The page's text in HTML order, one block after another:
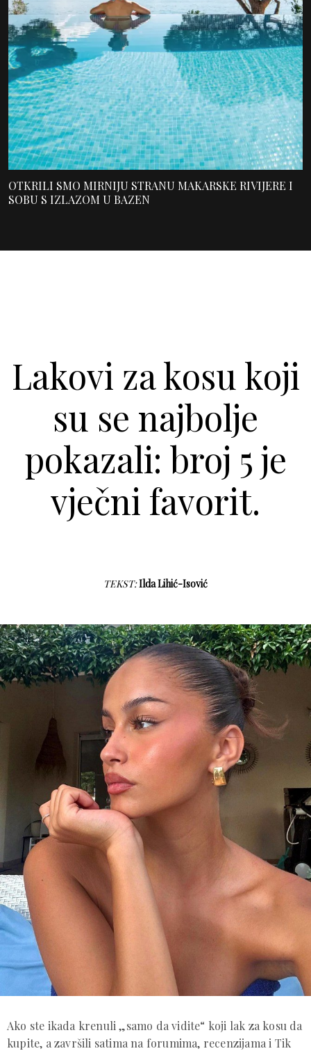
OTKRILI SMO MIRNIJU STRANU MAKARSKE RIVIJERE I
SOBU S IZLAZOM U BAZEN
Lakovi za kosu koji
su se najbolje
pokazali: broj 5 je
vječni favorit.
TEKST:Ilda Lihić-Isović
Ako ste ikada krenuli „samo da vidite“ koji lak za kosu da
kupite, a završili satima na forumima, recenzijama i Tik